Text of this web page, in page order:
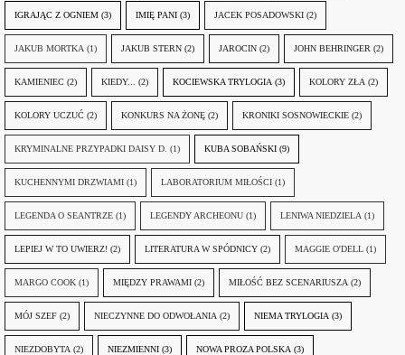
IGRAJĄC Z OGNIEM (3) IMIĘ PANI (3) JACEK POSADOWSKI (2)
JAKUB MORTKA (1) JAKUB STERN (2) JAROCIN (2) JOHN BEHRINGER (2)
KAMIENIEC (2) KIEDY... (2) KOCIEWSKA TRYLOGIA (3) KOLORY ZŁA (2)
KOLORY UCZUĆ (2) KONKURS NA ŻONĘ (2) KRONIKI SOSNOWIECKIE (2)
KRYMINALNE PRZYPADKI DAISY D. (1) KUBA SOBAŃSKI (9)
KUCHENNYMI DRZWIAMI (1) LABORATORIUM MIŁOŚCI (1)
LEGENDA O SEANTRZE (1) LEGENDY ARCHEONU (1) LENIWA NIEDZIELA (1)
LEPIEJ W TO UWIERZ! (2) LITERATURA W SPÓDNICY (2) MAGGIE O'DELL (1)
MARGO COOK (1) MIĘDZY PRAWAMI (2) MIŁOŚĆ BEZ SCENARIUSZA (2)
MÓJ SZEF (2) NIECZYNNE DO ODWOŁANIA (2) NIEMA TRYLOGIA (3)
NIEZDOBYTA (2) NIEZMIENNI (3) NOWA PROZA POLSKA (3)